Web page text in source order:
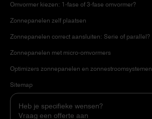
Omvormer kiezen: 1-fase of 3-fase omvormer?
Zonnepanelen zelf plaatsen
Zonnepanelen correct aansluiten: Serie of parallel?
Zonnepanelen met micro-omvormers
Optimizers zonnepanelen en zonnestroomsystemen
Sitemap
Heb je specifieke wensen?
Vraag een offerte aan